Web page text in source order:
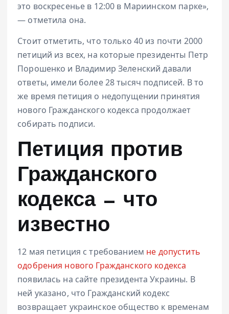
это воскресенье в 12:00 в Мариинском парке»,
— отметила она.
Стоит отметить, что только 40 из почти 2000
петиций из всех, на которые президенты Петр
Порошенко и Владимир Зеленский давали
ответы, имели более 28 тысяч подписей. В то
же время петиция о недопущении принятия
нового Гражданского кодекса продолжает
собирать подписи.
Петиция против
Гражданского
кодекса — что
известно
12 мая петиция с требованием не допустить
одобрения нового Гражданского кодекса
появилась на сайте президента Украины. В
ней указано, что Гражданский кодекс
возвращает украинское общество к временам